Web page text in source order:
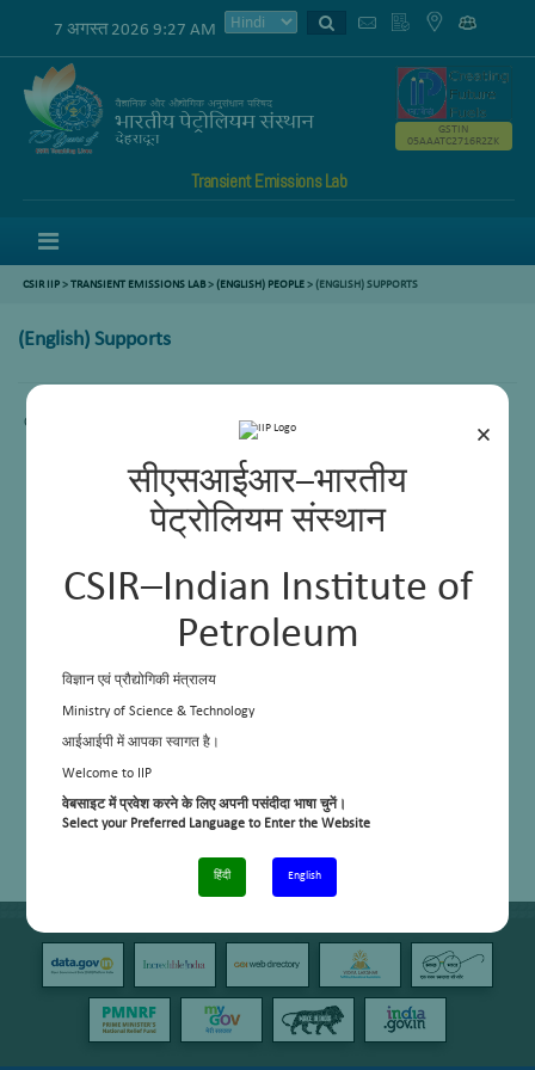
×
सीएसआईआर–भारतीय
पेट्रोलियम संस्थान
CSIR–Indian Institute of
Petroleum
विज्ञान एवं प्रौद्योगिकी मंत्रालय
Ministry of Science & Technology
आईआईपी में आपका स्वागत है।
Welcome to IIP
वेबसाइट में प्रवेश करने के लिए अपनी पसंदीदा भाषा चुनें।
Select your Preferred Language to Enter the Website
हिंदी English
7 अगस्त 2026 9:27 AM
Transient Emissions Lab
GSTIN
05AAATC2716R2ZK
CSIR IIP>TRANSIENT EMISSIONS LAB>(ENGLISH) PEOPLE> (ENGLISH) SUPPORTS
(English) Supports
Content not available.